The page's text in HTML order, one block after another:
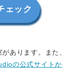
ェック
あります。また、
の公式サイトか